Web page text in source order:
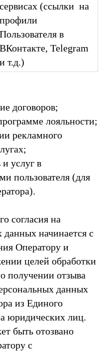
сервисах (ссылки на
профили
Пользователя в
ВКонтакте, Telegram
и т.д.)
договоров;
лояльности;
рекламного
и услуг в
пользователя (для
согласия на
данных начинается с
Оператору и
целей обработки
получении отзыва
данных
из Единого
юридических лиц.
быть отозвано
с